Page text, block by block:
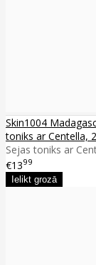
Skin1004
toniks ar Centella,
Sejas toniks ar
€1399